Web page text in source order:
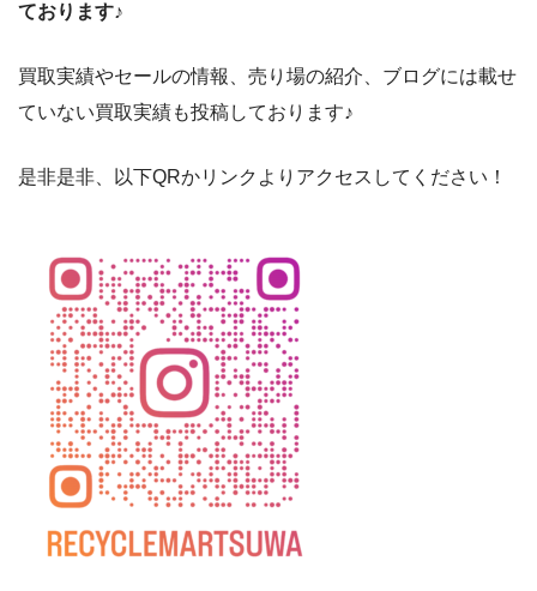
ております♪
買取実績やセールの情報、売り場の紹介、ブログには載せ
ていない買取実績も投稿しております♪
是非是非、以下QRかリンクよりアクセスしてください！